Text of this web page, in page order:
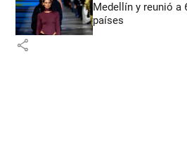
Medellín y reunió a
países
share